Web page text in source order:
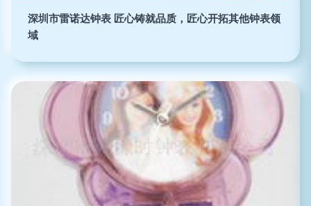
深圳市雷诺达钟表 匠心铸就品质，匠心开拓其他钟表领
域